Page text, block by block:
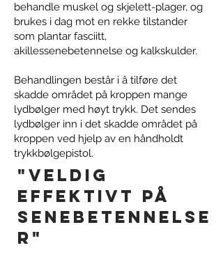
"veldig
effektivt på
senebetennelse
r"
behandle muskel og skjelett-plager, og
brukes i dag mot en rekke tilstander
som plantar fasciitt,
akillessenebetennelse og kalkskulder.
Behandlingen består i å tilføre det
skadde området på kroppen mange
lydbølger med høyt trykk. Det sendes
lydbølger inn i det skadde området på
kroppen ved hjelp av en håndholdt
trykkbølgepistol.